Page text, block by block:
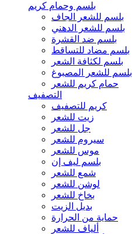
بلسم وحمام كريم
بلسم للشعر الجاف
بلسم للشعر الدهني
بلسم ضد القشرة
بلسم مضاد للتساقط
بلسم لكثافة الشعر
بلسم للشعر المصبوغ
حمام كريم للشعر
التصفيف
كريم للتصفيف
زيت للشعر
جل للشعر
سيروم للشعر
موس للشعر
بلسم ليف إن
شمع للشعر
لوشن للشعر
بخاخ للشعر
بديل الزيت
حماية من الحرارة
ألياف للشعر